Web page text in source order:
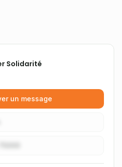
Solidarité
un message